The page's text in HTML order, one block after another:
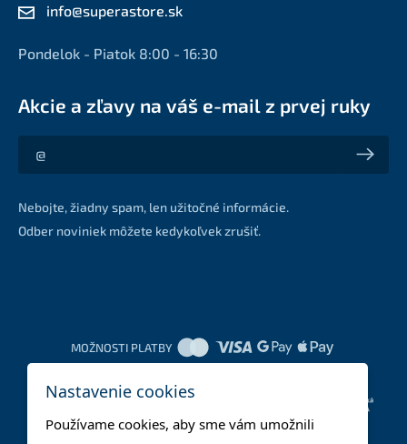
info@superastore.sk
Pondelok - Piatok 8:00 - 16:30
Akcie a zľavy na váš e-mail z prvej ruky
Akcie a zľavy na váš e-mail z prvej ruky
Nebojte, žiadny spam, len užitočné informácie.
Odber noviniek môžete kedykoľvek zrušiť.
MOŽNOSTI PLATBY
Nastavenie cookies
Používame cookies, aby sme vám umožnili